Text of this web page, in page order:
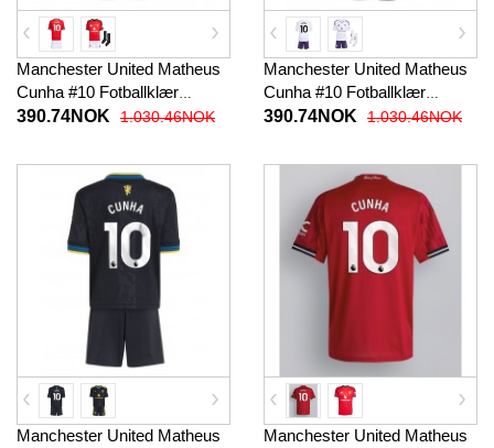
Manchester United Matheus
Cunha #10 Fotballklær
Hjemmedraktsett Barn 2025-
390.74NOK 1.030.46NOK
Manchester United Matheus
Cunha #10 Fotballklær
Bortedraktsett Barn 2025-26
390.74NOK 1.030.46NOK
Manchester United Matheus
Manchester United Matheus